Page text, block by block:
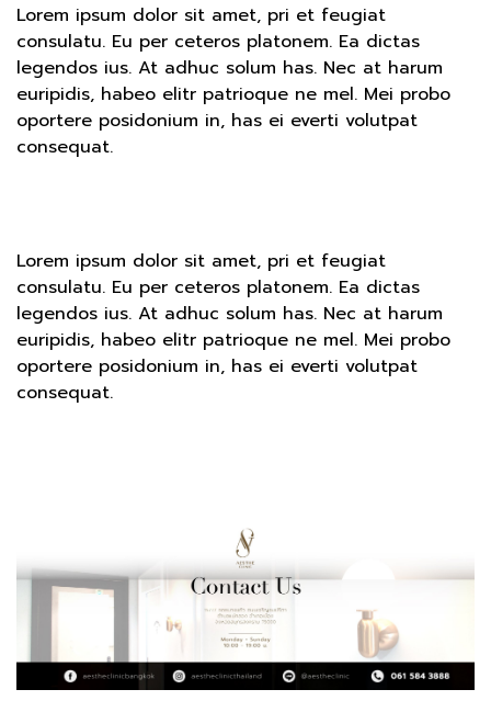
Lorem ipsum dolor sit amet, pri et feugiat
consulatu. Eu per ceteros platonem. Ea dictas
legendos ius. At adhuc solum has. Nec at harum
euripidis, habeo elitr patrioque ne mel. Mei probo
oportere posidonium in, has ei everti volutpat
consequat.
Lorem ipsum dolor sit amet, pri et feugiat
consulatu. Eu per ceteros platonem. Ea dictas
legendos ius. At adhuc solum has. Nec at harum
euripidis, habeo elitr patrioque ne mel. Mei probo
oportere posidonium in, has ei everti volutpat
consequat.